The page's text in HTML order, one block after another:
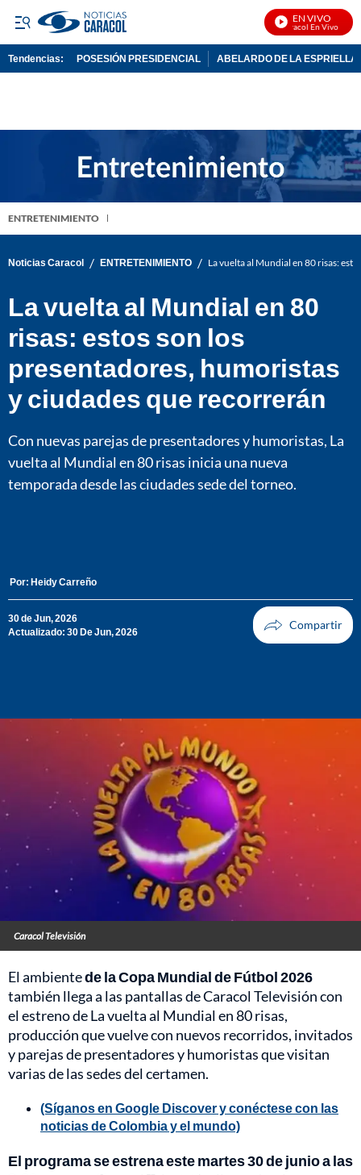
EN VIVO
Noticias Caracol En Vivo
Tendencias: POSESIÓN PRESIDENCIAL ABELARDO DE LA ESPRIELLA
ENTRETENIMIENTO
Noticias Caracol / ENTRETENIMIENTO / La vuelta al Mundial en 80 risas:
La vuelta al Mundial en 80
risas: estos son los
presentadores, humoristas
y ciudades que recorrerán
Con nuevas parejas de presentadores y humoristas, La
vuelta al Mundial en 80 risas inicia una nueva
temporada desde las ciudades sede del torneo.
Por: Heidy Carreño
30 de Jun, 2026
Actualizado: 30 De Jun, 2026
Caracol Televisión
El ambientede la Copa Mundial de Fútbol 2026
también llega a las pantallas de Caracol Televisión con
el estreno de La vuelta al Mundial en 80 risas,
producción que vuelve con nuevos recorridos, invitados
y parejas de presentadores y humoristas que visitan
varias de las sedes del certamen.
(Síganos en Google Discover y conéctese con las
noticias de Colombia y el mundo)
El programa se estrena este martes 30 de junio a las